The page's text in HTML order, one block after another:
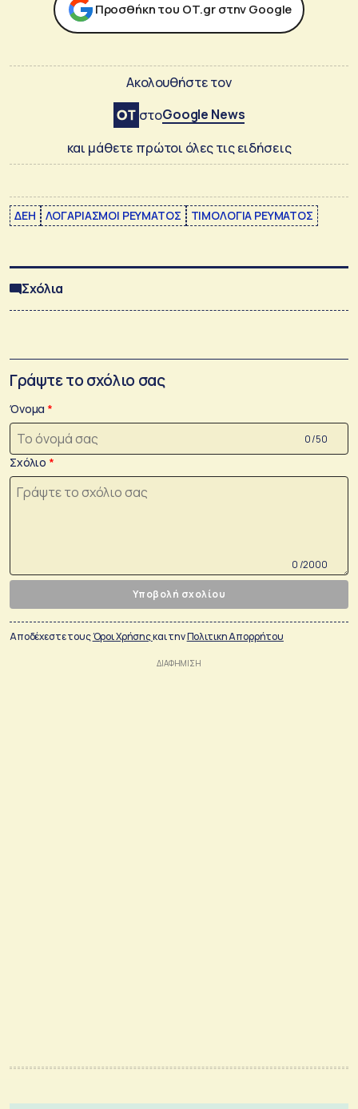
Προσθήκη του ΟΤ.gr στην Google
Ακολουθήστε τον
στοGoogle News
και μάθετε πρώτοι όλες τις ειδήσεις
ΔΕΗ ΛΟΓΑΡΙΑΣΜΟΙ ΡΕΥΜΑΤΟΣ ΤΙΜΟΛΟΓΙΑ ΡΕΥΜΑΤΟΣ
Σχόλια
Γράψτε το σχόλιο σας
Όνομα
0 /50
Σχόλιο
0 /2000
Υποβολή σχολίου
Αποδέχεστε τουςΌροι Χρήσηςκαι τηνΠολιτικη Απορρήτου